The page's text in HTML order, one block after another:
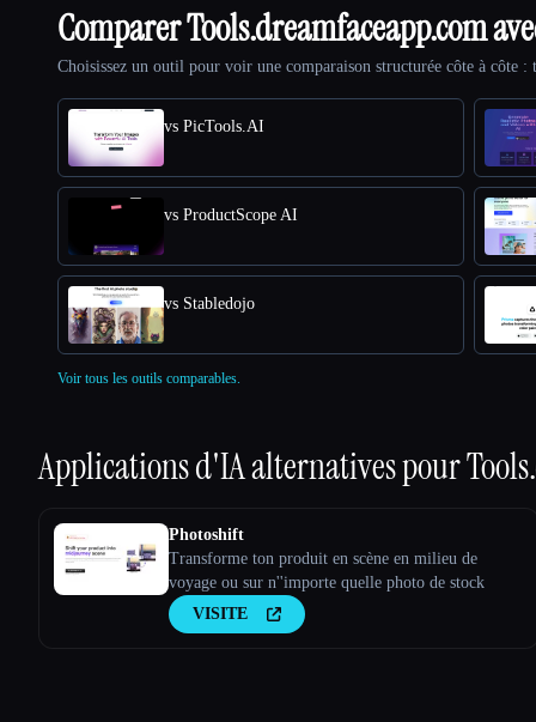
Comparer Tools.dreamfaceapp.com
Choisissez un outil pour voir une comparaison structurée côte à côte
vs PicTools.AI
vs ProductScope AI
vs Stabledojo
Voir tous les outils comparables.
Applications d'IA alternatives pour
Photoshift
Transforme ton produit en scène en milieu de
voyage ou sur n''importe quelle photo de stock
VISITE